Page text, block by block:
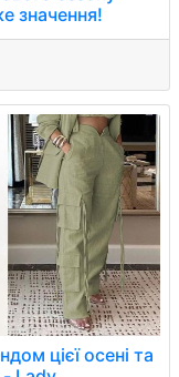
значення!
цієї осені та